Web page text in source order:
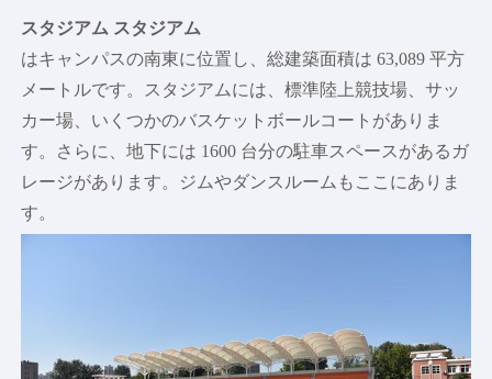
ニュース
学術
学部と学校
主な分野
コアカリキュラム
優秀な学者
研究
キャンパスライフ
スタジアム スタジアム
はキャンパスの南東に位置し、総建築面積は 63,089 平方
メートルです。スタジアムには、標準陸上競技場、サッ
カー場、いくつかのバスケットボールコートがありま
す。さらに、地下には 1600 台分の駐車スペースがあるガ
レージがあります。ジムやダンスルームもここにありま
す。